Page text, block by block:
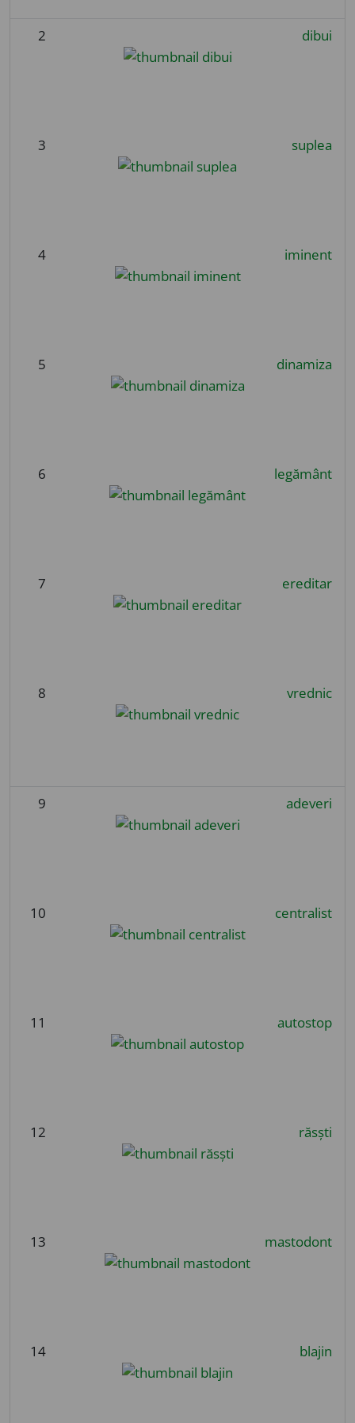
2 dibui
3 suplea
4 iminent
5 dinamiza
6 legământ
7 ereditar
8 vrednic
9 adeveri
10 centralist
11 autostop
12 răsști
13 mastodont
14 blajin